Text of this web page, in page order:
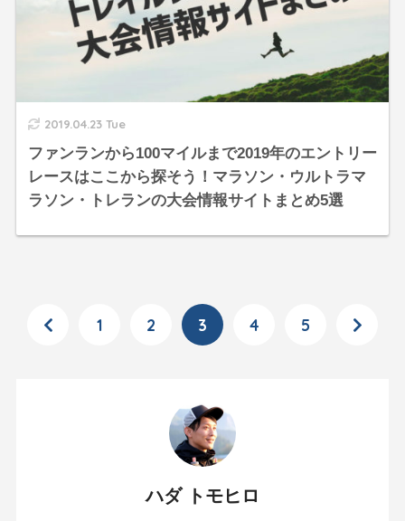
2019.04.23 Tue
ファンランから100マイルまで2019年のエントリー
レースはここから探そう！マラソン・ウルトラマ
ラソン・トレランの大会情報サイトまとめ5選
1 2 3 4 5
ハダ トモヒロ